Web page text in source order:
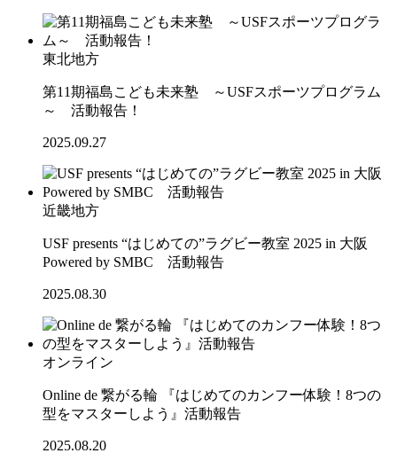
東北地方
第11期福島こども未来塾 ～USFスポーツプログラム
～ 活動報告！
2025.09.27
近畿地方
USF presents “はじめての”ラグビー教室 2025 in 大阪
Powered by SMBC 活動報告
2025.08.30
オンライン
Online de 繋がる輪 『はじめてのカンフー体験！8つの
型をマスターしよう』活動報告
2025.08.20